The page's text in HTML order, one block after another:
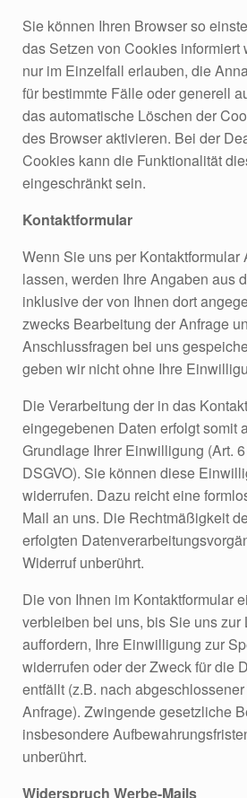
Sie können Ihren Browser so
das Setzen von Cookies
nur im Einzelfall erlauben, die
für bestimmte Fälle oder generell
das automatische Löschen der
des Browser aktivieren. Bei der
Cookies kann die Funktionalität
eingeschränkt sein.
Kontaktformular
Wenn Sie uns per Kontaktformular
lassen, werden Ihre Angaben aus
inklusive der von Ihnen dort
zwecks Bearbeitung der Anfrage
Anschlussfragen bei uns
geben wir nicht ohne Ihre
Die Verarbeitung der in das
eingegebenen Daten erfolgt somit
Grundlage Ihrer Einwilligung (Art.
DSGVO). Sie können diese
widerrufen. Dazu reicht eine
Mail an uns. Die Rechtmäßigkeit
erfolgten
Widerruf unberührt.
Die von Ihnen im Kontaktformular
verbleiben bei uns, bis Sie uns zur
auffordern, Ihre Einwilligung zur
widerrufen oder der Zweck für die
entfällt (z.B. nach
Anfrage). Zwingende gesetzliche
insbesondere
unberührt.
Widerspruch Werbe-Mails